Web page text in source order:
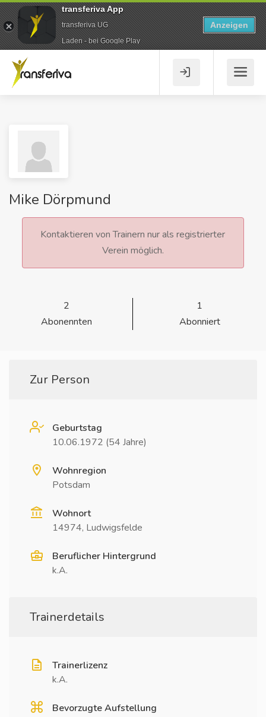
Mike Dörpmund
Kontaktieren von Trainern nur als registrierter
Verein möglich.
2
Abonennten
1
Abonniert
Zur Person
Geburtstag
10.06.1972 (54 Jahre)
Wohnregion
Potsdam
Wohnort
14974, Ludwigsfelde
Beruflicher Hintergrund
k.A.
Trainerdetails
Trainerlizenz
k.A.
Bevorzugte Aufstellung
transferiva App
transferiva UG
Laden - bei Google Play
Anzeigen